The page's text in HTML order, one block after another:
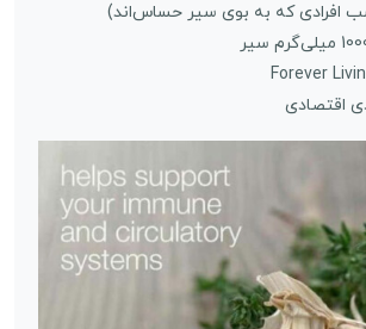
افرادی که به بوی سیر حساس‌اند)